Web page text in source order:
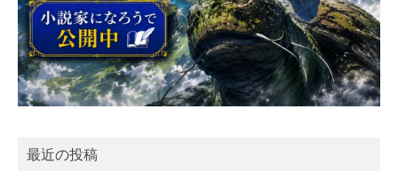
最近の投稿